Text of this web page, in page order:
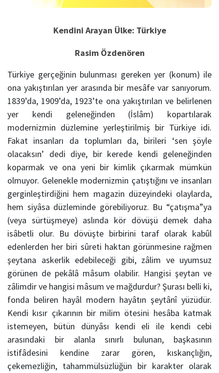
Kendini Arayan Ülke: Türkiye
Rasim Özdenören
Türkiye gerçeğinin bulunması gereken yer (konum) ile
ona yakıştırılan yer arasında bir mesâfe var sanıyorum.
1839’da, 1909’da, 1923’te ona yakıştırılan ve belirlenen
yer kendi geleneğinden (İslâm) kopartılarak
modernizmin düzlemine yerleştirilmiş bir Türkiye idi.
Fakat insanları da toplumları da, birileri ‘sen şöyle
olacaksın’ dedi diye, bir kerede kendi geleneğinden
koparmak ve ona yeni bir kimlik çıkarmak mümkün
olmuyor. Gelenekle modernizmin çatıştığını ve insanları
gerginleştirdiğini hem magazin düzeyindeki olaylarda,
hem siyâsa düzleminde görebiliyoruz. Bu “çatışma”ya
(veya sürtüşmeye) aslında kör dövüşü demek daha
isâbetli olur. Bu dövüşte birbirini taraf olarak kabûl
edenlerden her biri sûreti haktan görünmesine rağmen
şeytana askerlik edebileceği gibi, zâlim ve uyumsuz
görünen de pekâlâ mâsum olabilir. Hangisi şeytan ve
zâlimdir ve hangisi mâsum ve mağdurdur? Şurası belli ki,
fonda beliren hayâl modern hayâtın şeytânî yüzüdür.
Kendi kısır çıkarının bir milim ötesini hesâba katmak
istemeyen, bütün dünyâsı kendi eli ile kendi cebi
arasındaki bir alanla sınırlı bulunan, başkasının
istifâdesini kendine zarar gören, kıskançlığın,
çekemezliğin, tahammülsüzlüğün bir karakter olarak